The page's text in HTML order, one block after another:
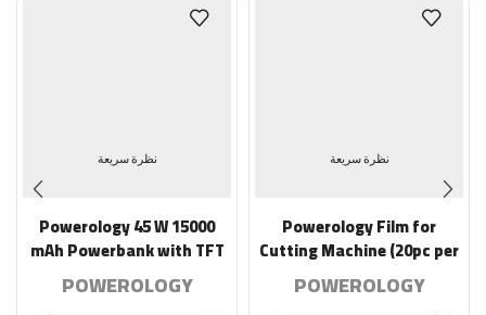
نظرة سريعة
Powerology Film for
Cutting Machine (20pc per
pack) AAAA18X12CM –
Matte
POWEROLOGY
نظرة سريعة
Powerology 45 W 15000
mAh Powerbank with TFT
Color Display – Black
POWEROLOGY